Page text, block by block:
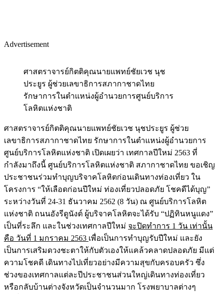
Advertisement
ศาสตราจารย์กิตติคุณนายแพทย์ชัยเวช นุช
ประยูร ผู้ช่วยเลขาธิการสภากาชาดไทย
รักษาการในตำแหน่งผู้อำนวยการศูนย์บริการ
โลหิตแห่งชาติ
ศาสตราจารย์กิตติคุณนายแพทย์ชัยเวช นุชประยูร ผู้ช่วย
เลขาธิการสภากาชาดไทย รักษาการในตำแหน่งผู้อำนวยการ
ศูนย์บริการโลหิตแห่งชาติ เปิดเผยว่า เทศกาลปีใหม่ 2563 ที่
กำลังมาถึงนี้ ศูนย์บริการโลหิตแห่งชาติ สภากาชาดไทย ขอเชิญ
ประชาชนร่วมทำบุญบริจาคโลหิตก่อนเดินทางท่องเที่ยว ใน
โครงการ “ให้เลือดก่อนปีใหม่ ท่องเที่ยวปลอดภัย โชคดีได้บุญ”
ระหว่างวันที่ 24-31 ธันวาคม 2562 (8 วัน) ณ ศูนย์บริการโลหิต
แห่งชาติ ถนนอังรีดูนังต์ ผู้บริจาคโลหิตจะได้รับ “ปฏิทินหนูแดง”
เป็นที่ระลึก และในช่วงเทศกาลปีใหม่ จะปิดทำการ 1 วัน เท่านั้น
คือ วันที่ 1 มกราคม 2563 เพื่อเป็นการทำบุญรับปีใหม่ และยัง
เป็นการเสริมดวงชะตาให้กับตัวเองให้แคล้วคลาดปลอดภัย มีแต่
ความโชคดี เดินทางไปเที่ยวอย่างมีความสุขกับครอบครัว ซึ่ง
ช่วงของเทศกาลแต่ละปีประชาชนส่วนใหญ่เดินทางท่องเที่ยว
หรือกลับบ้านต่างจังหวัดเป็นจำนวนมาก โรงพยาบาลต่างๆ